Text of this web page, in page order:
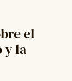
el
y la